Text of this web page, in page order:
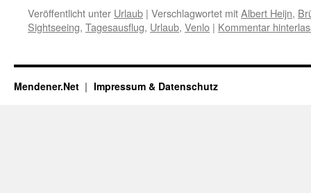
Veröffentlicht unter Urlaub | Verschlagwortet mitAlbert Heijn,
Sightseeing, Tagesausflug, Urlaub, Venlo | Kommentar
Mendener.Net Impressum & Datenschutz